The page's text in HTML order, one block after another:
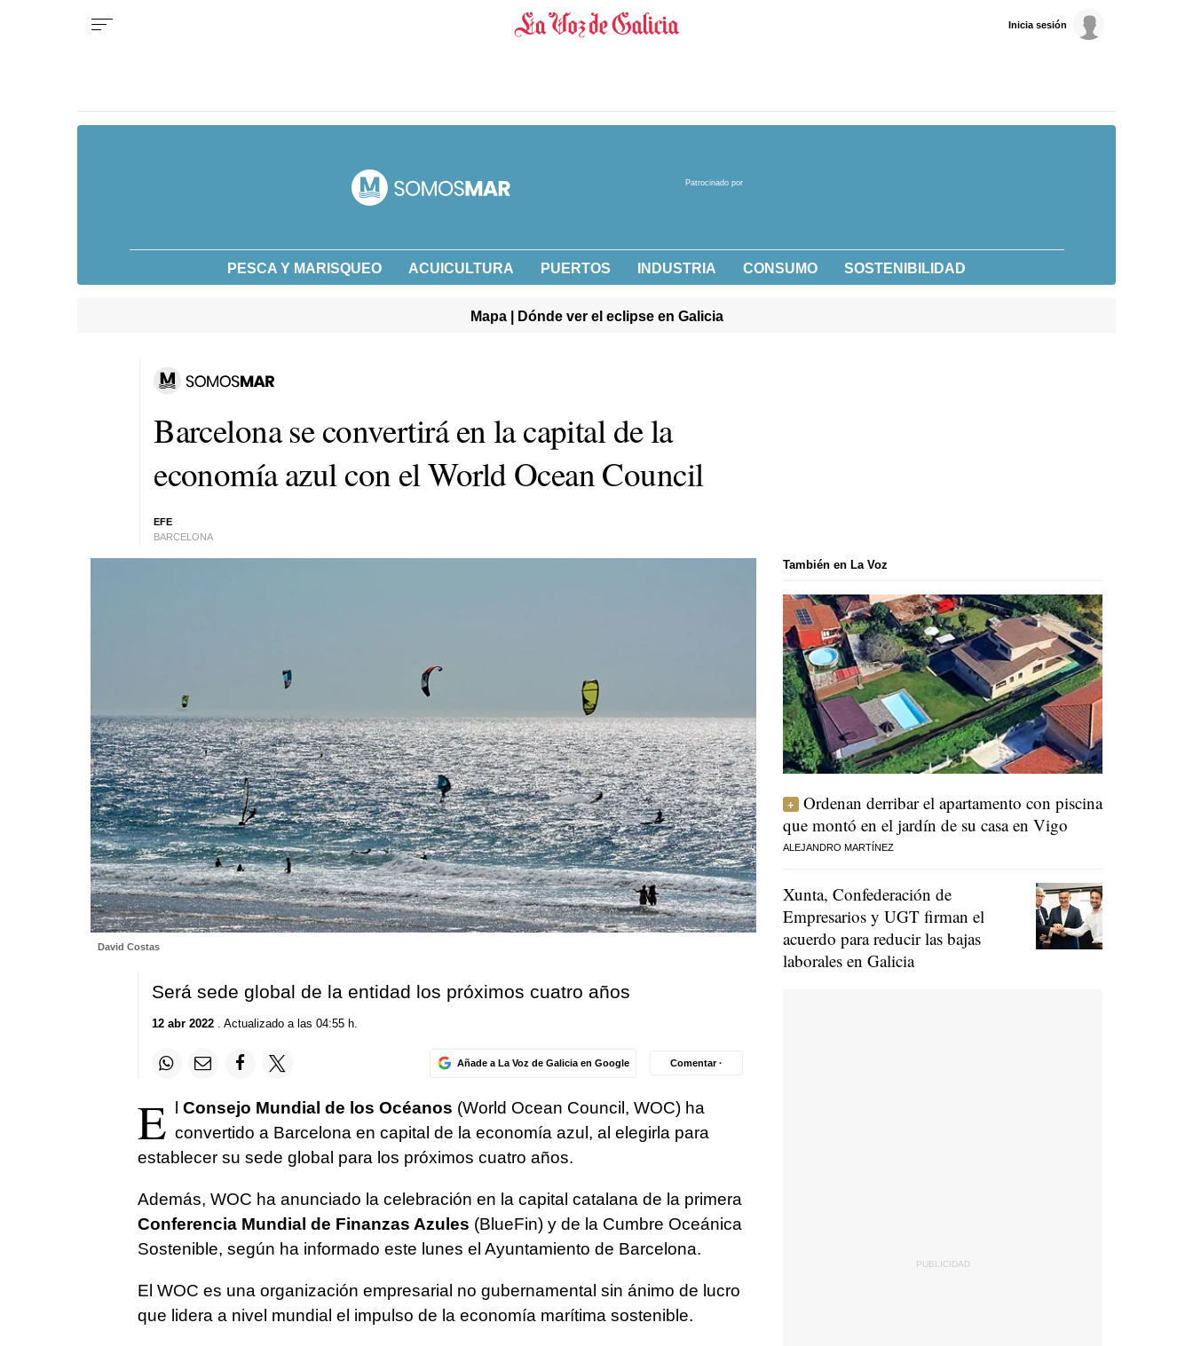
Inicia sesión
Patrocinado por
PESCA Y MARISQUEO ACUICULTURA PUERTOS INDUSTRIA CONSUMO SOSTENIBILIDAD
Mapa | Dónde ver el eclipse en Galicia
Barcelona se convertirá en la capital de la
economía azul con el World Ocean Council
EFE
BARCELONA
David Costas
Será sede global de la entidad los próximos cuatro años
12 abr 2022. Actualizado a las 04:55 h.
Añade a La Voz de Galicia en Google Comentar ·
E l Consejo Mundial de los Océanos (World Ocean Council, WOC) ha
convertido a Barcelona en capital de la economía azul, al elegirla para
establecer su sede global para los próximos cuatro años.
Además, WOC ha anunciado la celebración en la capital catalana de la primera
Conferencia Mundial de Finanzas Azules (BlueFin) y de la Cumbre Oceánica
Sostenible, según ha informado este lunes el Ayuntamiento de Barcelona.
El WOC es una organización empresarial no gubernamental sin ánimo de lucro
que lidera a nivel mundial el impulso de la economía marítima sostenible.
También en La Voz
Ordenan derribar el apartamento con piscina
que montó en el jardín de su casa en Vigo
ALEJANDRO MARTÍNEZ
Xunta, Confederación de
Empresarios y UGT firman el
acuerdo para reducir las bajas
laborales en Galicia